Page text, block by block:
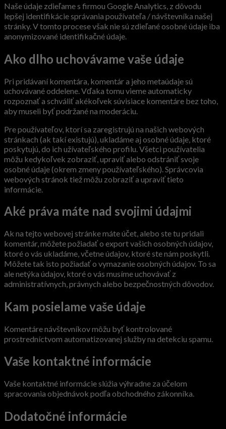
Naše údaje zdieľame s firmou Google Analytics, z dôvodu
lepšej identifikácie správania používateľa / návštevníka našej
stránky. V tomto procese však nie sú zdieľané osobné údaje iba
anonymizované identifikačné údaje.
Ako dlho uchovávame vaše údaje
Pri pridávaní komentára, komentár a jeho metaúdaje sú
uchovávané oddelene. Vďaka tomu vieme automaticky
rozpoznať a schváliť akékoľvek súvisiace komentáre bez toho,
aby museli byť podržané na moderáciu.
Pre používateľov, ktorí sa zaregistrujú na našich webových
stránkach (ak takí existujú), ukladáme aj osobné údaje, ktoré
poskytujú, do ich užívateľského profilu. Všetci používatelia
môžu kedykoľvek zobraziť, upraviť alebo odstrániť svoje
osobné údaje (okrem zmeny používateľského). Správcovia
webových stránok tiež môžu zobraziť a upraviť tieto
informácie.
Aké práva máte nad svojimi údajmi
Ak na tejto webovej stránke máte účet, alebo ste tu pridali
komentár, môžete požiadať o export vašich osobných údajov,
ktoré o vás ukladáme, včetne údajov, ktoré ste nám poskytli.
Môžete tak isto požiadať o vymazanie osobných údajov. To sa
ale netýka údajov, ktoré o vás musíme uchovávať z
administratívnych, právnych alebo bezpečnostných dôvodov.
Kam posielame vaše údaje
Komentáre návštevníkov môžu byť kontrolované
prostredníctvom automatizovanej služby na detekciu spamu.
Vaše kontaktné informácie
Vaše kontaktné informácie slúžia výhradne za účelom
spracovania objednávok podľa obchodného zákonníka.
Dodatočné informácie